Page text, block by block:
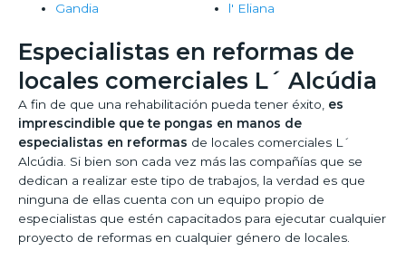
Gandia
l' Eliana
Especialistas en reformas de
locales comerciales L´ Alcúdia
A fin de que una rehabilitación pueda tener éxito, es
imprescindible que te pongas en manos de
especialistas en reformas de locales comerciales L´
Alcúdia. Si bien son cada vez más las compañías que se
dedican a realizar este tipo de trabajos, la verdad es que
ninguna de ellas cuenta con un equipo propio de
especialistas que estén capacitados para ejecutar cualquier
proyecto de reformas en cualquier género de locales.